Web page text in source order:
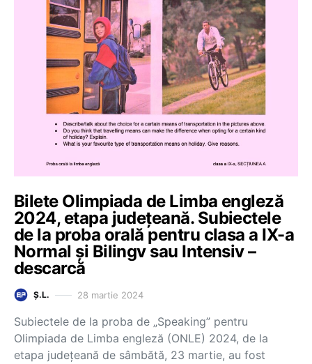
Bilete Olimpiada de Limba engleză
2024, etapa județeană. Subiectele
de la proba orală pentru clasa a IX-a
Normal și Bilingv sau Intensiv –
descarcă
Ș.L. 28 martie 2024
Subiectele de la proba de „Speaking” pentru
Olimpiada de Limba engleză (ONLE) 2024, de la
etapa județeană de sâmbătă, 23 martie, au fost